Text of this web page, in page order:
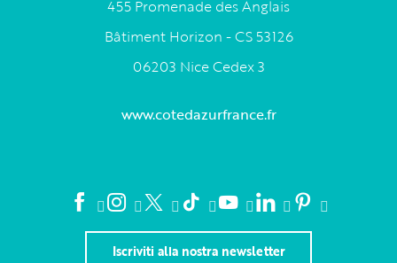
455 Promenade des Anglais
Bâtiment Horizon - CS 53126
06203 Nice Cedex 3
www.cotedazurfrance.fr
Iscriviti alla nostra newsletter